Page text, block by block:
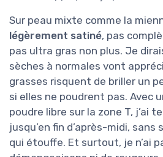
Sur peau mixte comme la
légèrement satiné, pas
pas ultra gras non plus. Je
sèches à normales vont
grasses risquent de briller un
si elles ne poudrent pas. Avec
poudre libre sur la zone T, j’ai
jusqu’en fin d’après-midi,
qui étouffe. Et surtout, je n’ai